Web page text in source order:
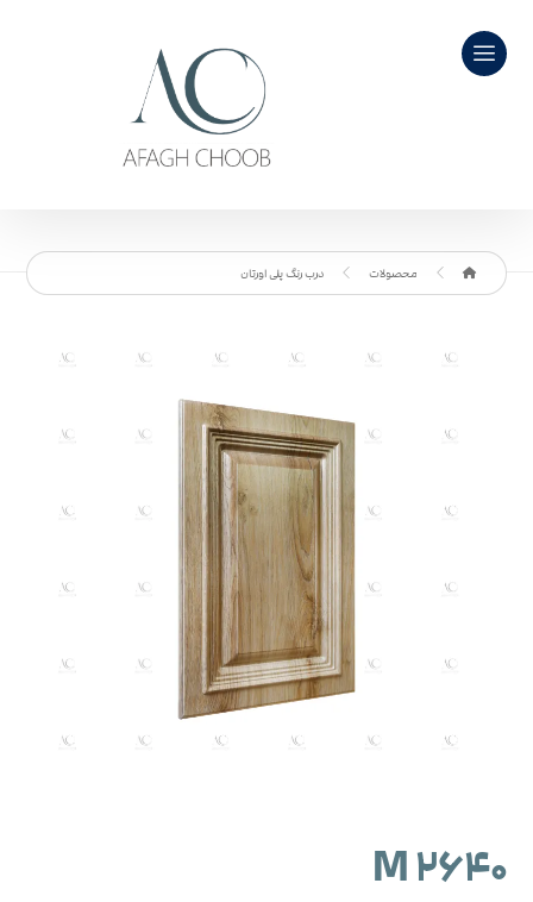
محصولات درب رنگ پلی اورتان
M ۲۶۴۰